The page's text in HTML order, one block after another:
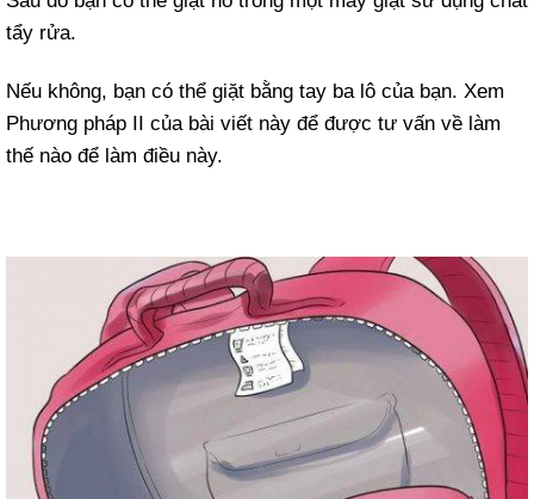
tẩy rửa.
Nếu không, bạn có thể giặt bằng tay ba lô của bạn. Xem
Phương pháp II của bài viết này để được tư vấn về làm
thế nào để làm điều này.